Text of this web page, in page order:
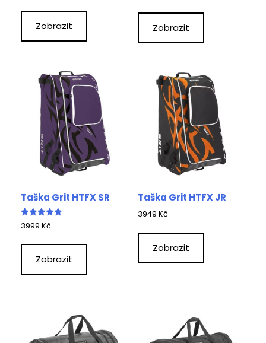
Zobrazit Zobrazit
Taška Grit HTFX SR
Hodnocení
5.00
3999 Kč
Zobrazit
Taška Grit HTFX JR
3949 Kč
Zobrazit